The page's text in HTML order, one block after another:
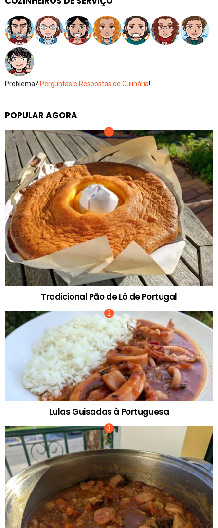
Problema? Perguntas e Respostas de Culinária!
POPULAR AGORA
Tradicional Pão de Ló de Portugal
Lulas Guisadas à Portuguesa